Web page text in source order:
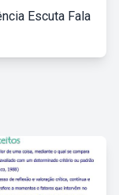
Escuta Fala